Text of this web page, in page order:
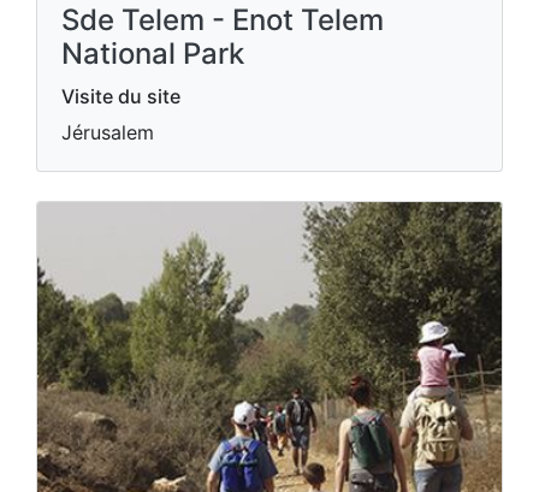
Sde Telem - Enot Telem
National Park
Visite du site
Jérusalem